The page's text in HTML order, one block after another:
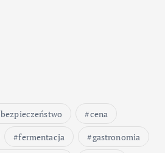
bezpieczeństwo
cena
fermentacja
gastronomia